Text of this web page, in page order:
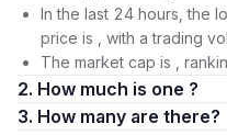
In the last 24 hours, the
price is , with a trading
The market cap is ,
2. How much is one ?
3. How many are there?